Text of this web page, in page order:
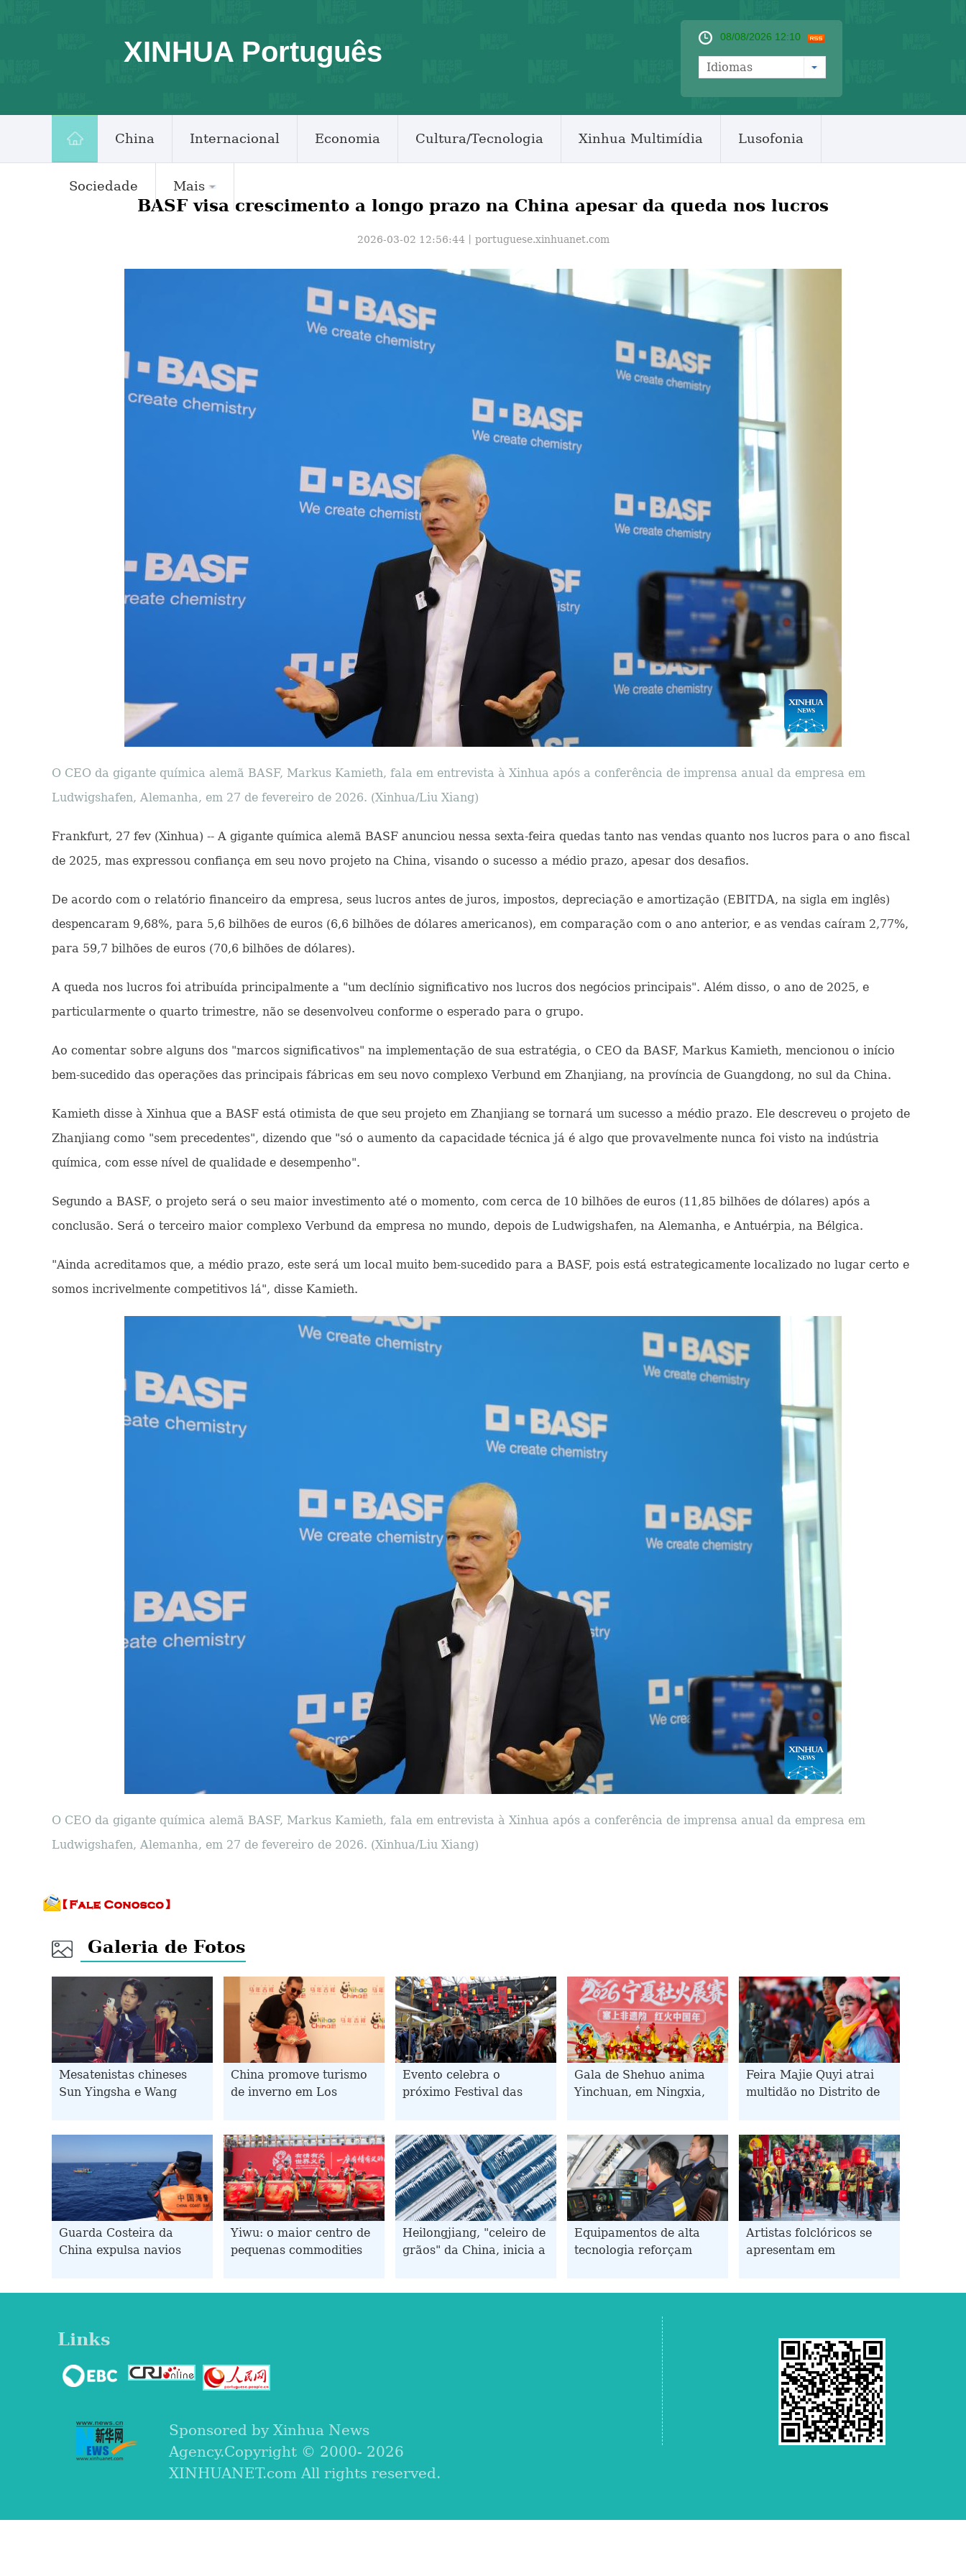
XINHUA Português 08/08/2026 12:10
Idiomas
China Internacional Economia Cultura/Tecnologia Xinhua Multimídia Lusofonia
Sociedade Mais
BASF visa crescimento a longo prazo na China apesar da queda nos lucros
2026-03-02 12:56:44丨 portuguese.xinhuanet.com
O CEO da gigante química alemã BASF, Markus Kamieth, fala em entrevista à Xinhua após a conferência de imprensa anual da empresa em
Ludwigshafen, Alemanha, em 27 de fevereiro de 2026. (Xinhua/Liu Xiang)
Frankfurt, 27 fev (Xinhua) -- A gigante química alemã BASF anunciou nessa sexta-feira quedas tanto nas vendas quanto nos lucros para o ano fiscal
de 2025, mas expressou confiança em seu novo projeto na China, visando o sucesso a médio prazo, apesar dos desafios.
De acordo com o relatório financeiro da empresa, seus lucros antes de juros, impostos, depreciação e amortização (EBITDA, na sigla em inglês)
despencaram 9,68%, para 5,6 bilhões de euros (6,6 bilhões de dólares americanos), em comparação com o ano anterior, e as vendas caíram 2,77%,
para 59,7 bilhões de euros (70,6 bilhões de dólares).
A queda nos lucros foi atribuída principalmente a "um declínio significativo nos lucros dos negócios principais". Além disso, o ano de 2025, e
particularmente o quarto trimestre, não se desenvolveu conforme o esperado para o grupo.
Ao comentar sobre alguns dos "marcos significativos" na implementação de sua estratégia, o CEO da BASF, Markus Kamieth, mencionou o início
bem-sucedido das operações das principais fábricas em seu novo complexo Verbund em Zhanjiang, na província de Guangdong, no sul da China.
Kamieth disse à Xinhua que a BASF está otimista de que seu projeto em Zhanjiang se tornará um sucesso a médio prazo. Ele descreveu o projeto de
Zhanjiang como "sem precedentes", dizendo que "só o aumento da capacidade técnica já é algo que provavelmente nunca foi visto na indústria
química, com esse nível de qualidade e desempenho".
Segundo a BASF, o projeto será o seu maior investimento até o momento, com cerca de 10 bilhões de euros (11,85 bilhões de dólares) após a
conclusão. Será o terceiro maior complexo Verbund da empresa no mundo, depois de Ludwigshafen, na Alemanha, e Antuérpia, na Bélgica.
"Ainda acreditamos que, a médio prazo, este será um local muito bem-sucedido para a BASF, pois está estrategicamente localizado no lugar certo e
somos incrivelmente competitivos lá", disse Kamieth.
O CEO da gigante química alemã BASF, Markus Kamieth, fala em entrevista à Xinhua após a conferência de imprensa anual da empresa em
Ludwigshafen, Alemanha, em 27 de fevereiro de 2026. (Xinhua/Liu Xiang)
Galeria de Fotos
Mesatenistas chineses
Sun Yingsha e Wang
China promove turismo
de inverno em Los
Evento celebra o
próximo Festival das
Gala de Shehuo anima
Yinchuan, em Ningxia,
Feira Majie Quyi atrai
multidão no Distrito de
Guarda Costeira da
China expulsa navios
Yiwu: o maior centro de
pequenas commodities
Heilongjiang, "celeiro de
grãos" da China, inicia a
Equipamentos de alta
tecnologia reforçam
Artistas folclóricos se
apresentam em
Links
Sponsored by Xinhua News
Agency.Copyright © 2000- 2026
XINHUANET.com All rights reserved.